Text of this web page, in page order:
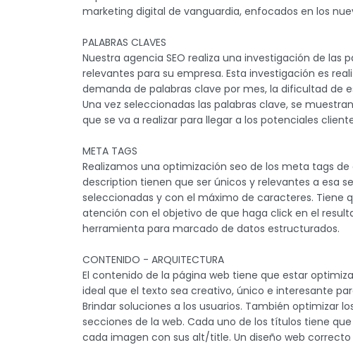
marketing digital de vanguardia, enfocados en los
PALABRAS CLAVES
Nuestra agencia SEO realiza una investigación de las
relevantes para su empresa. Esta investigación es
demanda de palabras clave por mes, la dificultad de
Una vez seleccionadas las palabras clave, se
que se va a realizar para llegar a los potenciales
META TAGS
Realizamos una optimización seo de los meta tags
description tienen que ser únicos y relevantes a esa
seleccionadas y con el máximo de caracteres. Tiene
atención con el objetivo de que haga click en el
herramienta para marcado de datos estructurados.
CONTENIDO - ARQUITECTURA
El contenido de la página web tiene que estar
ideal que el texto sea creativo, único e interesante
Brindar soluciones a los usuarios. También optimizar
secciones de la web. Cada uno de los títulos tiene
cada imagen con sus alt/title. Un diseño web